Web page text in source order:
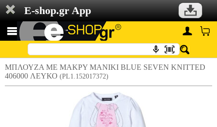
E-shop.gr App
ΜΠΛΟΥΖΑ ΜΕ ΜΑΚΡΥ ΜΑΝΙΚΙ BLUE SEVEN KNITTED
406000 ΛΕΥΚΟ (PL1.152017372)